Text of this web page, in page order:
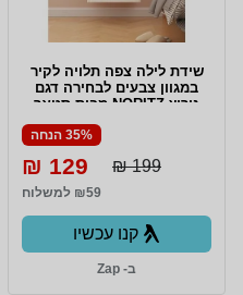
שידת לילה צפה תלויה לקיר
במגוון צבעים לבחירה דגם
נוריץ NORITZ מבית סטאר
35% הנחה
199 ₪
129 ₪
₪59 למשלוח
קנו עכשיו
ב- Zap